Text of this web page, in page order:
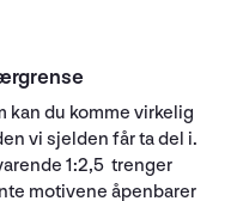
kan du komme virkelig
vi sjelden får ta del i.
1:2,5 trenger
motivene åpenbarer